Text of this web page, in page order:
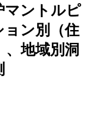
マントルピ
ョン別（住
地域別洞